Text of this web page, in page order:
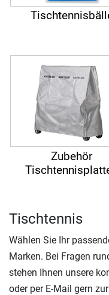
Zubehör
Tischtennis
Wählen Sie Ihr
Marken. Bei Fragen
stehen Ihnen unsere
oder per E-Mail gern